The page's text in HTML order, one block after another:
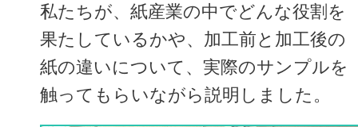
私たちが、紙産業の中でどんな役割を
果たしているかや、加工前と加工後の
紙の違いについて、実際のサンプルを
触ってもらいながら説明しました。